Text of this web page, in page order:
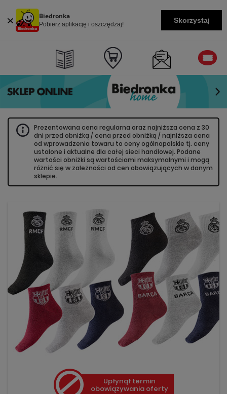
Biedronka
Pobierz aplikację i oszczędzaj! Skorzystaj
Prezentowana cena regularna oraz najniższa cena z 30
dni przed obniżką / cena przed obniżką / najniższa cena
od wprowadzenia towaru to ceny ogólnopolskie tj. ceny
ustalone i aktualne dla całej sieci handlowej. Podane
wartości obniżki są wartościami maksymalnymi i mogą
różnić się w zależności od cen obowiązujących w danym
sklepie.
Upłynął termin
obowiązywania oferty